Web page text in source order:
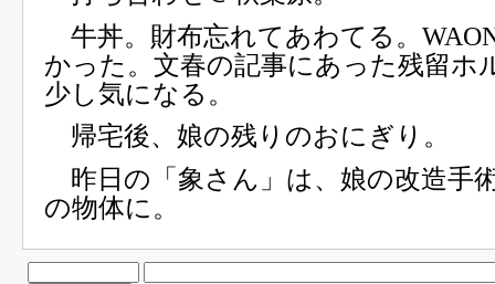
牛丼。財布忘れてあわてる。
かった。文春の記事にあった残留ホ
少し気になる。
帰宅後、娘の残りのおにぎり。
昨日の「象さん」は、娘の改造手
の物体に。